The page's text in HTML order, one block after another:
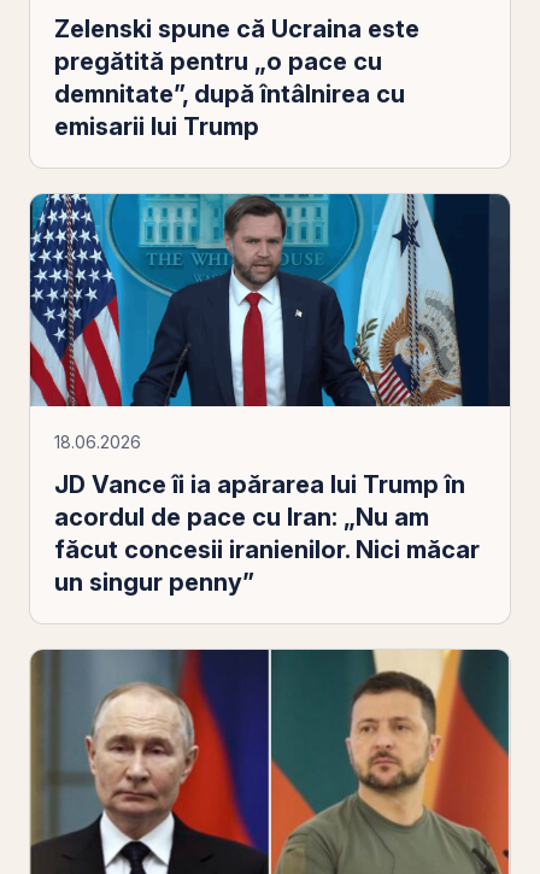
Zelenski spune că Ucraina este
pregătită pentru „o pace cu
demnitate”, după întâlnirea cu
emisarii lui Trump
18.06.2026
JD Vance îi ia apărarea lui Trump în
acordul de pace cu Iran: „Nu am
făcut concesii iranienilor. Nici măcar
un singur penny”